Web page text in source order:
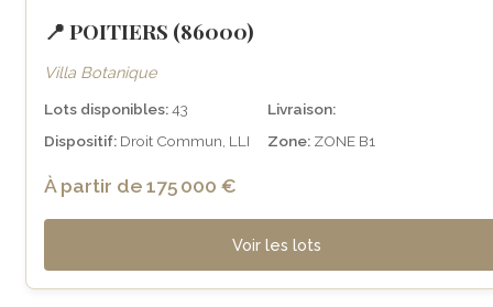
📍 POITIERS (86000)
Villa Botanique
Lots disponibles:43
Livraison:
Dispositif: Droit Commun, LLI Zone: ZONE B1
À partir de 175 000 €
Voir les lots